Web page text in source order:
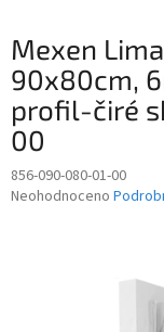
Mexen
90x80cm,
profil-čiré
00
856-090-080-01-00
Průměrné
Neohodnoceno